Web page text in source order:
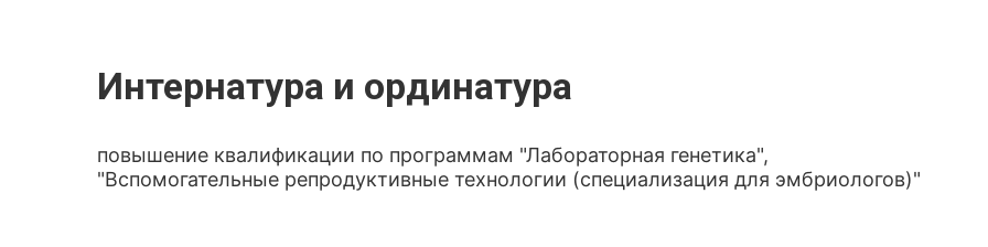
Интернатура и ординатура
повышение квалификации по программам "Лабораторная генетика",
"Вспомогательные репродуктивные технологии (специализация для эмбриологов)"